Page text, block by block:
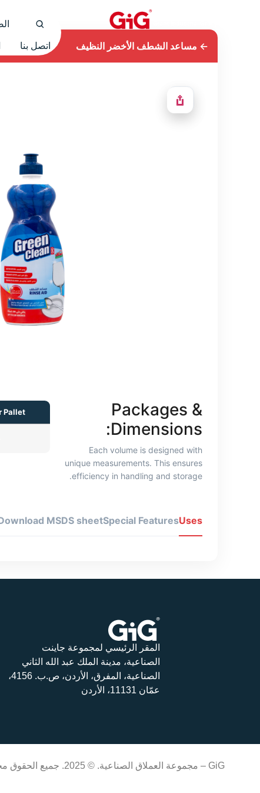
اتصل بنا ← مساعد الشطف الأخضر النظيف
Packages &
Dimensions:
Each volume is designed with
unique measurements. This ensures
efficiency in handling and storage.
Pallet
Uses
Special Features
MSDS sheet
المقر الرئيسي لمجموعة جاينت
الصناعية، مدينة الملك عبد الله الثاني
الصناعية، المفرق، الأردن، ص.ب. 4156،
عمّان 11131، الأردن
GiG – مجموعة العملاق الصناعية. © 2025. جميع الحقوق محفوظة. تم التطوير بواسطة